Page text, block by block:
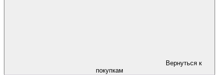
Вернуться к
покупкам